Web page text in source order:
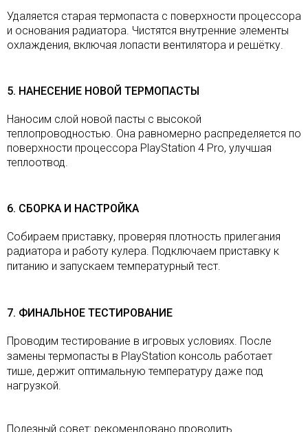
Удаляется старая термопаста с поверхности процессора
и основания радиатора. Чистятся внутренние элементы
охлаждения, включая лопасти вентилятора и решётку.
5. НАНЕСЕНИЕ НОВОЙ ТЕРМОПАСТЫ
Наносим слой новой пасты с высокой
теплопроводностью. Она равномерно распределяется по
поверхности процессора PlayStation 4 Pro, улучшая
теплоотвод.
6. СБОРКА И НАСТРОЙКА
Собираем приставку, проверяя плотность прилегания
радиатора и работу кулера. Подключаем приставку к
питанию и запускаем температурный тест.
7. ФИНАЛЬНОЕ ТЕСТИРОВАНИЕ
Проводим тестирование в игровых условиях. После
замены термопасты в PlayStation консоль работает
тише, держит оптимальную температуру даже под
нагрузкой.
Полезный совет: рекомендовано проводить